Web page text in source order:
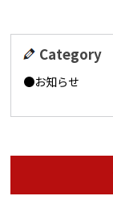
Category
お知らせ